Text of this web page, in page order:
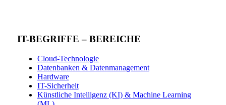
IT-BEGRIFFE – BEREICHE
Cloud-Technologie
Datenbanken & Datenmanagement
Hardware
IT-Sicherheit
Künstliche Intelligenz (KI) & Machine Learning